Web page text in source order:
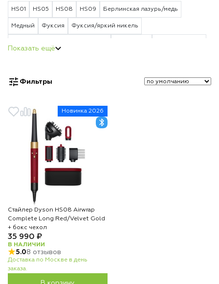
HS01 HS05 HS08 HS09 Берлинская лазурь/медь
Медный Фуксия Фуксия/яркий никель
Ceramic Pink/Rose Gold Topaz Orange
Фильтры
Новинка 2026
Стайлер Dyson HS08 Airwrap
Complete Long Red/Velvet Gold
+ бокс чехол
35 990 ₽
В НАЛИЧИИ
5.08 отзывов
Доставка по Москве в день
заказа.